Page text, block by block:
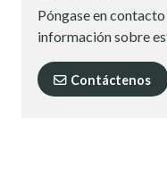
Póngase en
información sobre
Contáctenos